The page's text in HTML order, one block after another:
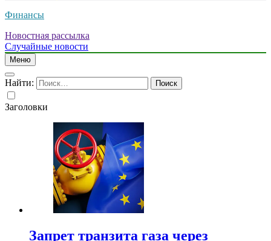
Финансы
Новостная рассылка
Случайные новости
Меню
Найти:
Заголовки
Запрет транзита газа через